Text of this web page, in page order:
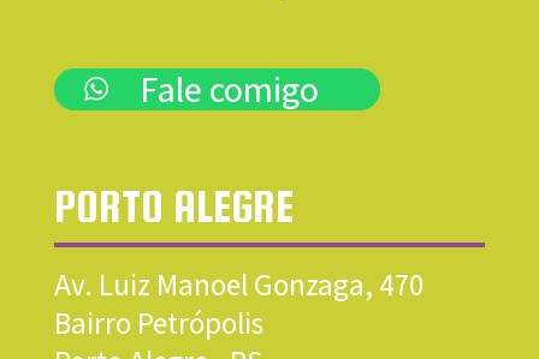
Fale comigo
PORTO ALEGRE
Av. Luiz Manoel Gonzaga, 470
Bairro Petrópolis